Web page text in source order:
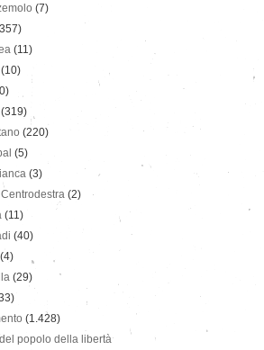
(7)
(11)
(10)
(319)
(220)
(5)
(3)
(2)
(11)
(40)
(4)
(29)
(1.428)
popolo della libertà